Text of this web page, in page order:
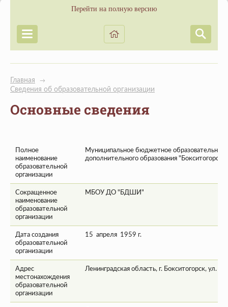
Перейти на полную версию
Главная →
Сведения об образовательной организации
Основные сведения
Полное
наименование
образовательной
организации
Муниципальное бюджетное образовательное
дополнительного образования
Сокращенное
наименование
образовательной
организации
МБОУ ДО "БДШИ"
Дата создания
образовательной
организации
15 апреля 1959 г.
Адрес
местонахождения
образовательной
организации
Ленинградская область, г. Бокситогорск, ул.